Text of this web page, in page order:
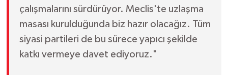
çalışmalarını sürdürüyor. Meclis'te uzlaşma
masası kurulduğunda biz hazır olacağız. Tüm
siyasi partileri de bu sürece yapıcı şekilde
katkı vermeye davet ediyoruz."